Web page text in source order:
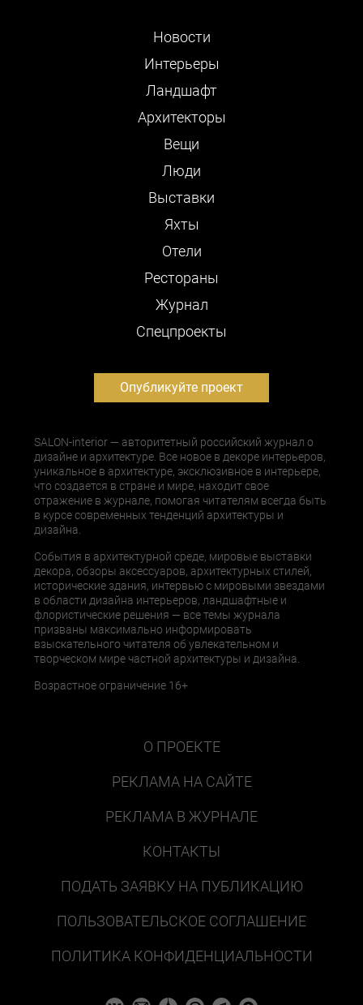
Новости
Интерьеры
Ландшафт
Архитекторы
Вещи
Люди
Выставки
Яхты
Отели
Рестораны
Журнал
Cпецпроекты
Опубликуйте проект
SALON-interior — авторитетный российский журнал о
дизайне и архитектуре. Все новое в декоре интерьеров,
уникальное в архитектуре, эксклюзивное в интерьере,
что создается в стране и мире, находит свое
отражение в журнале, помогая читателям всегда быть
в курсе современных тенденций архитектуры и
дизайна.
События в архитектурной среде, мировые выставки
декора, обзоры аксессуаров, архитектурных стилей,
исторические здания, интервью с мировыми звездами
в области дизайна интерьеров, ландшафтные и
флористические решения — все темы журнала
призваны максимально информировать
взыскательного читателя об увлекательном и
творческом мире частной архитектуры и дизайна.
Возрастное ограничение 16+
О ПРОЕКТЕ
РЕКЛАМА НА САЙТЕ
РЕКЛАМА В ЖУРНАЛЕ
КОНТАКТЫ
ПОДАТЬ ЗАЯВКУ НА ПУБЛИКАЦИЮ
ПОЛЬЗОВАТЕЛЬСКОЕ СОГЛАШЕНИЕ
ПОЛИТИКА КОНФИДЕНЦИАЛЬНОСТИ